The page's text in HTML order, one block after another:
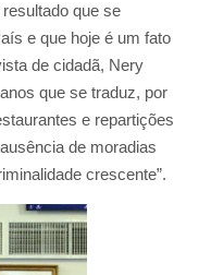
que se
e que hoje é um fato
de cidadã, Nery
que se traduz, por
e repartições
de moradias
crescente”.